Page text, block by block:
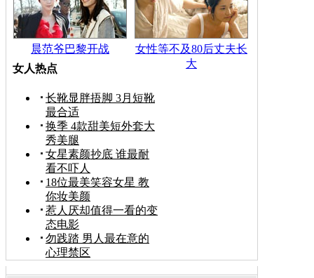
晨范爷巴黎开战
女性等不及80后丈夫长
大
女人热点
长靴显胖捂脚 3月短靴
最合适
换季 4款甜美短外套大
秀美腿
女星素颜抄底 谁最耐
看不吓人
18位最美笑容女星 教
你妆美颜
惹人厌却值得一看的变
态电影
勿践踏 男人最在意的
心理禁区